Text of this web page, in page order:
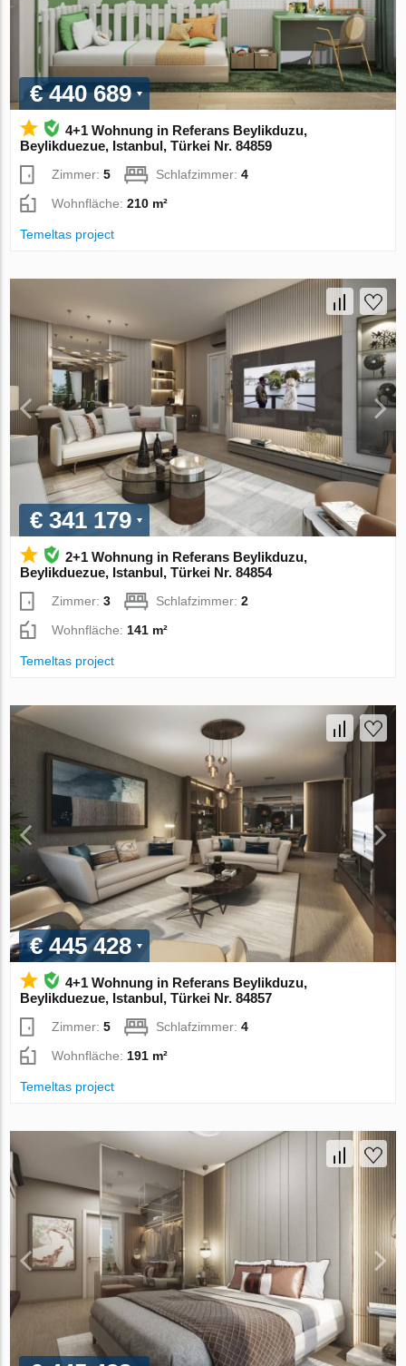
€ 440 689
4+1 Wohnung in Referans Beylikduzu,
Beylikduezue, Istanbul, Türkei Nr. 84859
Zimmer:5 Schlafzimmer:4
Wohnfläche:210 m²
Temeltas project
€ 341 179
2+1 Wohnung in Referans Beylikduzu,
Beylikduezue, Istanbul, Türkei Nr. 84854
Zimmer:3 Schlafzimmer:2
Wohnfläche: 141 m²
Temeltas project
€ 445 428
4+1 Wohnung in Referans Beylikduzu,
Beylikduezue, Istanbul, Türkei Nr. 84857
Zimmer:5 Schlafzimmer:4
Wohnfläche:191 m²
Temeltas project